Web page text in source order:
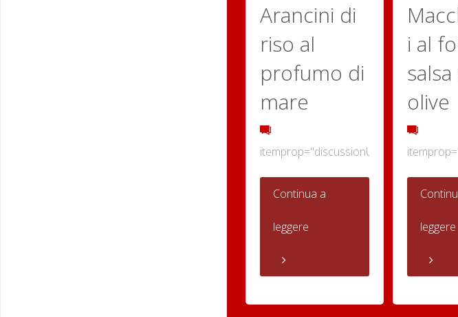
Arancini di
riso al
profumo di
mare
itemprop="discussionURL"
Continua a
leggere
i al
salsa
olive
leggere